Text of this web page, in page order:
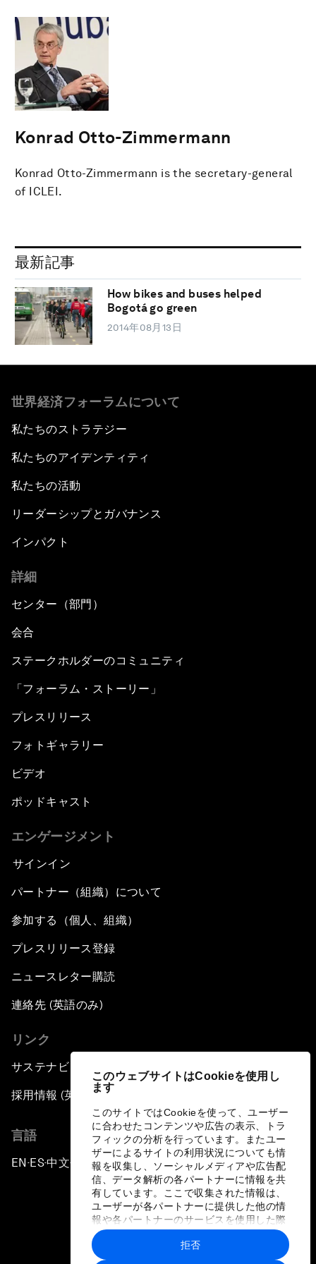
このウェブサイトはCookieを使用し
ます
このサイトではCookieを使って、ユーザー
に合わせたコンテンツや広告の表示、トラ
フィックの分析を行っています。またユー
ザーによるサイトの利用状況についても情
報を収集し、ソーシャルメディアや広告配
信、データ解析の各パートナーに情報を共
有しています。ここで収集された情報は、
ユーザーが各パートナーに提供した他の情
報や各パートナーのサービスを使用した際
に収集された情報と組み合わされ、各パー
トナーによって使用されることがありま
す。
拒否
Konrad Otto-Zimmermann
Konrad Otto-Zimmermann is the secretary-general
of ICLEI.
最新記事
How bikes and buses helped
Bogotá go green
2014年08月13日
世界経済フォーラムについて
私たちのストラテジー
私たちのアイデンティティ
私たちの活動
リーダーシップとガバナンス
インパクト
詳細
センター（部門）
会合
ステークホルダーのコミュニティ
「フォーラム・ストーリー」
プレスリリース
フォトギャラリー
ビデオ
ポッドキャスト
エンゲージメント
サインイン
パートナー（組織）について
参加する（個人、組織）
プレスリリース登録
ニュースレター購読
連絡先 (英語のみ)
リンク
サステナビリティへの取り組み
採用情報 (英語のみ)
言語
EN ▪ES▪中文▪ 日本語
プライバシーポリシーと利用規約